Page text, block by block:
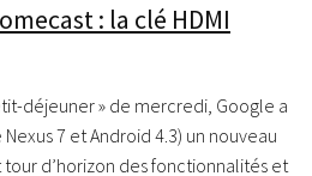
: la clé HDMI
déjeuner » de mercredi, Google a
7 et Android 4.3) un nouveau
d’horizon des fonctionnalités et